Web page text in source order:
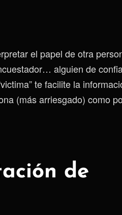
el papel de otra
alguien de
te facilite la
(más arriesgado) como
de